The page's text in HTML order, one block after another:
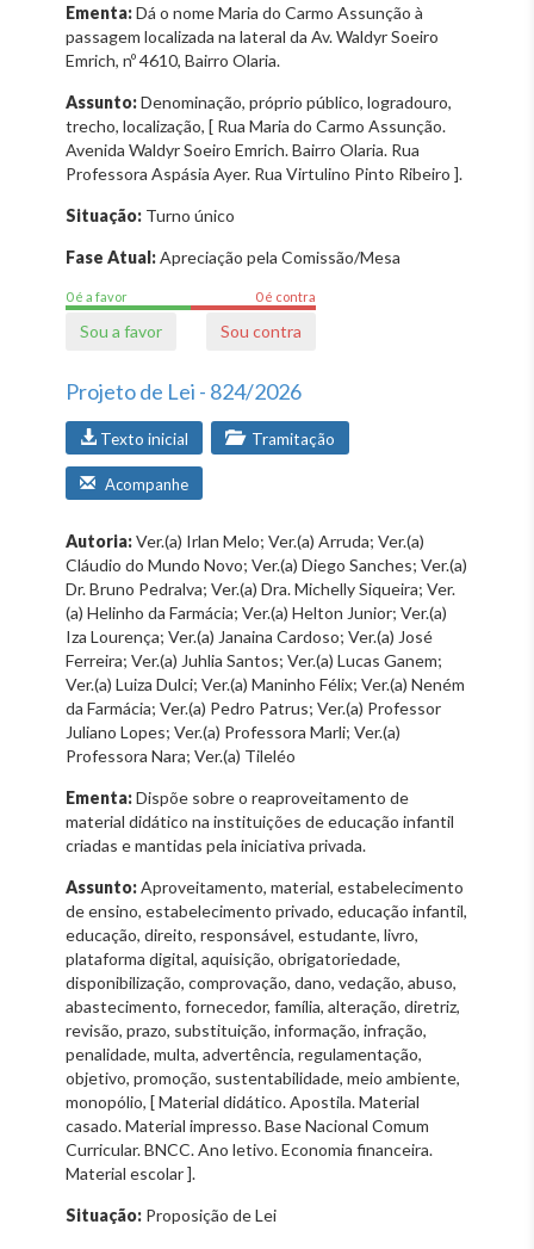
Ementa:Dá o nome Maria do Carmo Assunção à
passagem localizada na lateral da Av. Waldyr Soeiro
Emrich, nº 4610, Bairro Olaria.
Assunto:Denominação, próprio público, logradouro,
trecho, localização, [ Rua Maria do Carmo Assunção.
Avenida Waldyr Soeiro Emrich. Bairro Olaria. Rua
Professora Aspásia Ayer. Rua Virtulino Pinto Ribeiro ].
Situação: Turno único
Fase Atual:Apreciação pela Comissão/Mesa
0 é a favor 0 é contra
Sou a favor Sou contra
Projeto de Lei - 824/2026
Texto inicial Tramitação
Acompanhe
Autoria:Ver.(a) Irlan Melo; Ver.(a) Arruda; Ver.(a)
Cláudio do Mundo Novo; Ver.(a) Diego Sanches; Ver.(a)
Dr. Bruno Pedralva; Ver.(a) Dra. Michelly Siqueira; Ver.
(a) Helinho da Farmácia; Ver.(a) Helton Junior; Ver.(a)
Iza Lourença; Ver.(a) Janaina Cardoso; Ver.(a) José
Ferreira; Ver.(a) Juhlia Santos; Ver.(a) Lucas Ganem;
Ver.(a) Luiza Dulci; Ver.(a) Maninho Félix; Ver.(a) Neném
da Farmácia; Ver.(a) Pedro Patrus; Ver.(a) Professor
Juliano Lopes; Ver.(a) Professora Marli; Ver.(a)
Professora Nara; Ver.(a) Tileléo
Ementa:Dispõe sobre o reaproveitamento de
material didático na instituições de educação infantil
criadas e mantidas pela iniciativa privada.
Assunto:Aproveitamento, material, estabelecimento
de ensino, estabelecimento privado, educação infantil,
educação, direito, responsável, estudante, livro,
plataforma digital, aquisição, obrigatoriedade,
disponibilização, comprovação, dano, vedação, abuso,
abastecimento, fornecedor, família, alteração, diretriz,
revisão, prazo, substituição, informação, infração,
penalidade, multa, advertência, regulamentação,
objetivo, promoção, sustentabilidade, meio ambiente,
monopólio, [ Material didático. Apostila. Material
casado. Material impresso. Base Nacional Comum
Curricular. BNCC. Ano letivo. Economia financeira.
Material escolar ].
Situação: Proposição de Lei